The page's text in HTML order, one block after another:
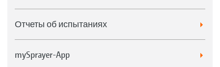
Отчеты об испытаниях
mySprayer-App